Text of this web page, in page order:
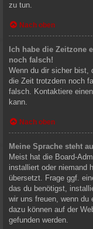
zu tun.
Nach oben
Ich habe die Zeitzone
noch falsch!
Wenn du dir sicher bist,
die Zeit trotzdem noch
falsch. Kontaktiere
kann.
Nach oben
Meine Sprache steht
Meist hat die Board-
installiert oder niemand
übersetzt. Frage ggf.
das du benötigst,
wir uns freuen, wenn du
dazu können auf der
gefunden werden.